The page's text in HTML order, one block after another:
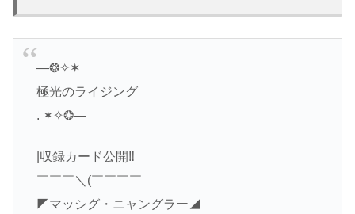
—❂✧✶
極光のライジング
. ✶✧❂—
|収録カード公開‼️
￣￣￣＼(￣￣￣￣
◤マッシグ・ニャングラー◢